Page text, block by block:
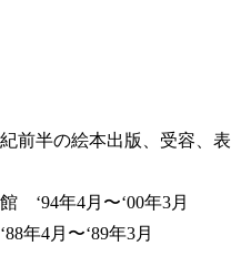
前半の絵本出版、受容、表
‘94年4月〜‘00年3月
年4月〜‘89年3月